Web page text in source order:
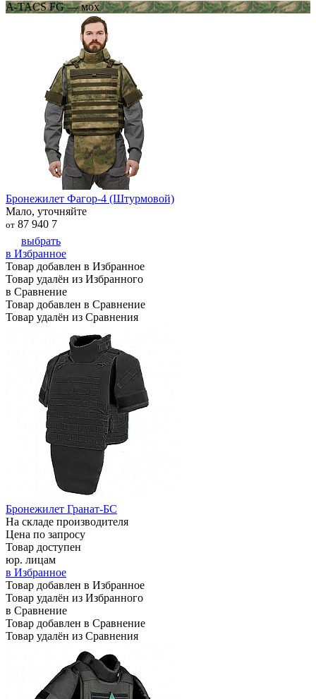
A-TACS FG — мох
Бронежилет Фагор-4 (Штурмовой)
Мало, уточняйте
от 87 940 7
выбрать
в Избранное
Товар добавлен в Избранное
Товар удалён из Избранного
в Сравнение
Товар добавлен в Сравнение
Товар удалён из Сравнения
Бронежилет Гранат-БС
На складе производителя
Цена по запросу
Товар доступен
юр. лицам
в Избранное
Товар добавлен в Избранное
Товар удалён из Избранного
в Сравнение
Товар добавлен в Сравнение
Товар удалён из Сравнения